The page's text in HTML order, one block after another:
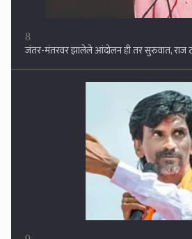
9
महाराष्ट्रात पुन्हा भगवं वादळ? आंदोलनासाठी मनोज